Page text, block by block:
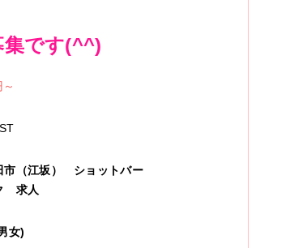
集です(^^)
（江坂）
ショットバー
求人
女)